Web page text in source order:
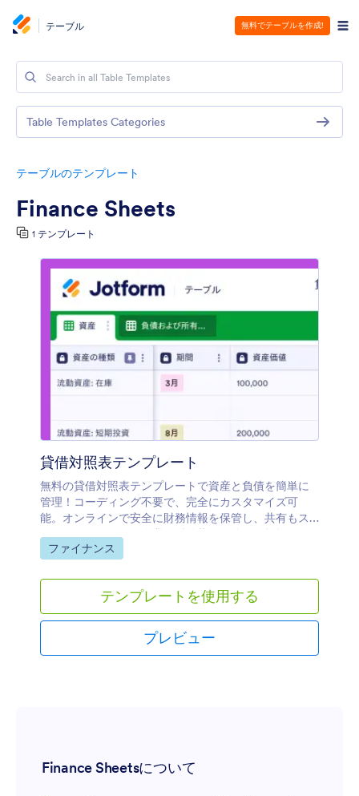
テーブル 無料でテーブルを作成!
テーブルのテンプレート
Finance Sheets
1 テンプレート
貸借対照表テンプレート
無料の貸借対照表テンプレートで資産と負債を簡単に
管理！コーディング不要で、完全にカスタマイズ可
能。オンラインで安全に財務情報を保管し、共有もス
ムーズに行えます。企業の財務状況を簡単に把握で
き、効率的な運営をサポートします。
カテゴリーへ移動：
ファイナンス
テンプレートを使用する
プレビュー
Finance Sheetsについて
Table Templates Categories